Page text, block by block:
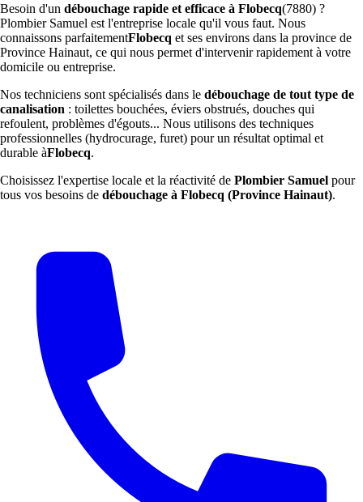
Besoin d'un débouchage rapide et efficace à Flobecq(7880) ?
Plombier Samuel est l'entreprise locale qu'il vous faut. Nous
connaissons parfaitementFlobecq et ses environs dans la province de
Province Hainaut, ce qui nous permet d'intervenir rapidement à votre
domicile ou entreprise.
Nos techniciens sont spécialisés dans le débouchage de tout type de
canalisation : toilettes bouchées, éviers obstrués, douches qui
refoulent, problèmes d'égouts... Nous utilisons des techniques
professionnelles (hydrocurage, furet) pour un résultat optimal et
durable àFlobecq.
Choisissez l'expertise locale et la réactivité de Plombier Samuel pour
tous vos besoins de débouchage à Flobecq (Province Hainaut).